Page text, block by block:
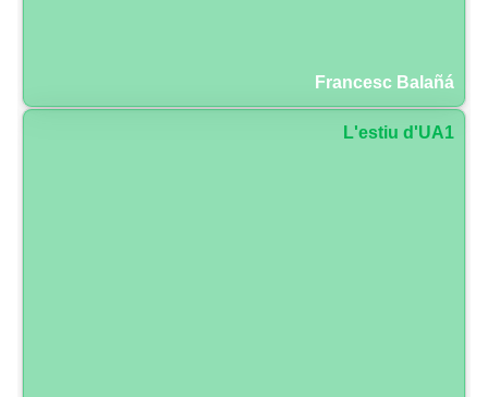
Francesc Balañá
L'estiu d'UA1